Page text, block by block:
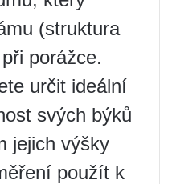
(struktura
porážce.
určit ideální
svých býků
jejich výšky
použít k